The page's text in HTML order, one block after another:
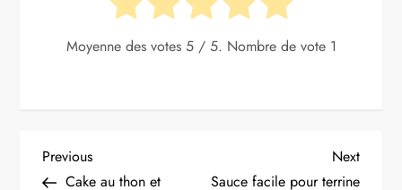
Moyenne des votes 5/ 5. Nombre de vote 1
N
Previous
Post
Previous
Cake au thon et
Next
Post
Next
Sauce facile pour terrine